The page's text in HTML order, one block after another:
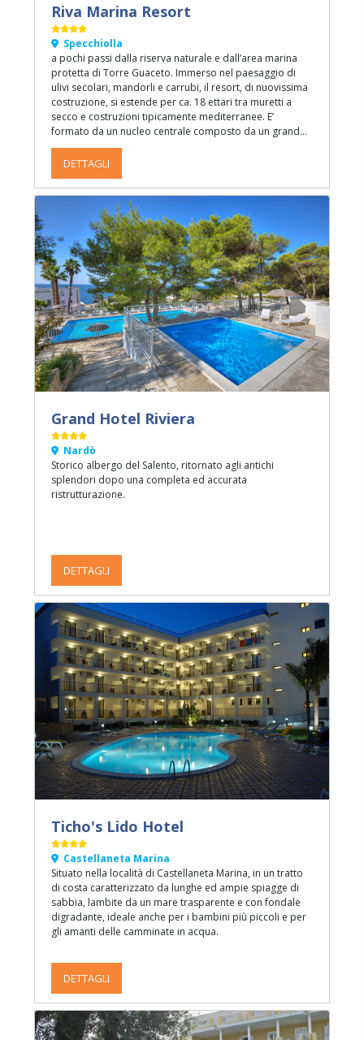
Riva Marina Resort
Specchiolla
a pochi passi dalla riserva naturale e dall’area marina
protetta di Torre Guaceto. Immerso nel paesaggio di
ulivi secolari, mandorli e carrubi, il resort, di nuovissima
costruzione, si estende per ca. 18 ettari tra muretti a
secco e costruzioni tipicamente mediterranee. E’
formato da un nucleo centrale composto da un grande
centro servizi circondato da costruzioni sviluppate su 2
livelli.
DETTAGLI
Grand Hotel Riviera
Nardò
Storico albergo del Salento, ritornato agli antichi
splendori dopo una completa ed accurata
ristrutturazione.
DETTAGLI
Ticho's Lido Hotel
Castellaneta Marina
Situato nella località di Castellaneta Marina, in un tratto
di costa caratterizzato da lunghe ed ampie spiagge di
sabbia, lambite da un mare trasparente e con fondale
digradante, ideale anche per i bambini più piccoli e per
gli amanti delle camminate in acqua.
DETTAGLI